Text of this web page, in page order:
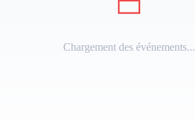
Chargement des événements...